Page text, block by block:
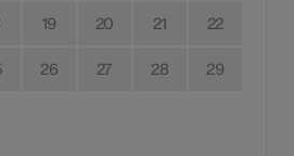
19 20 21 22
26 27 28 29